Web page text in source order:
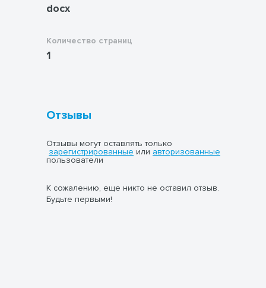
docx
Количество страниц
1
Отзывы
Отзывы могут оставлять только
зарегистрированные или авторизованные
пользователи
К сожалению, еще никто не оставил отзыв.
Будьте первыми!